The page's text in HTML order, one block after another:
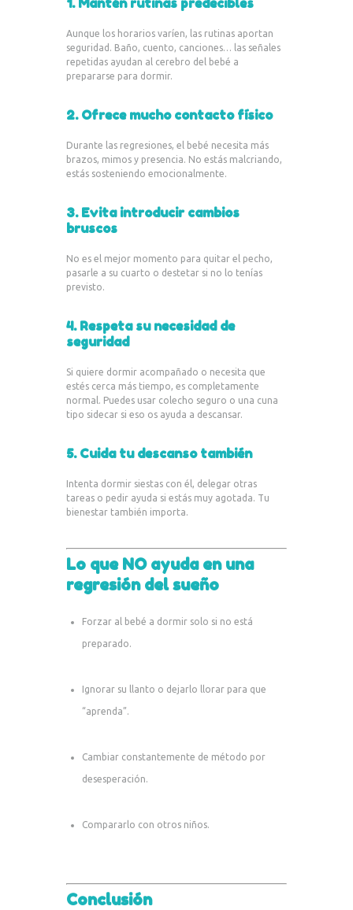
1. Mantén rutinas predecibles
Aunque los horarios varíen, las rutinas aportan
seguridad. Baño, cuento, canciones… las señales
repetidas ayudan al cerebro del bebé a
prepararse para dormir.
2. Ofrece mucho contacto físico
Durante las regresiones, el bebé necesita más
brazos, mimos y presencia. No estás malcriando,
estás sosteniendo emocionalmente.
3. Evita introducir cambios
bruscos
No es el mejor momento para quitar el pecho,
pasarle a su cuarto o destetar si no lo tenías
previsto.
4. Respeta su necesidad de
seguridad
Si quiere dormir acompañado o necesita que
estés cerca más tiempo, es completamente
normal. Puedes usar colecho seguro o una cuna
tipo sidecar si eso os ayuda a descansar.
5. Cuida tu descanso también
Intenta dormir siestas con él, delegar otras
tareas o pedir ayuda si estás muy agotada. Tu
bienestar también importa.
Lo que NO ayuda en una
regresión del sueño
Forzar al bebé a dormir solo si no está
preparado.
Ignorar su llanto o dejarlo llorar para que
“aprenda”.
Cambiar constantemente de método por
desesperación.
Compararlo con otros niños.
Conclusión